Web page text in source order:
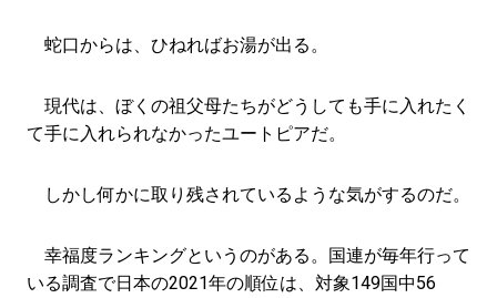
蛇口からは、ひねればお湯が出る。
現代は、ぼくの祖父母たちがどうしても手に入れたく
て手に入れられなかったユートピアだ。
しかし何かに取り残されているような気がするのだ。
幸福度ランキングというのがある。国連が毎年行って
いる調査で日本の2021年の順位は、対象149国中56